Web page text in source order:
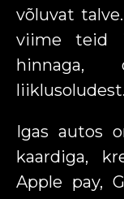
võluvat
viime teid
hinnaga,
liiklusoludest.
Igas autos
kaardiga,
Apple pay,